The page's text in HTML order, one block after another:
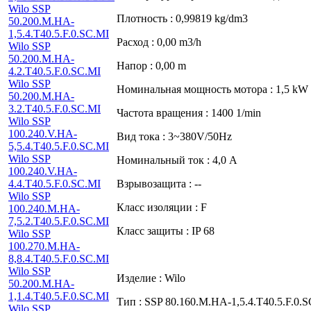
Wilo SSP
50.200.M.HA-
1,5.4.T40.5.F.0.SC.MI
Wilo SSP
50.200.M.HA-
4.2.T40.5.F.0.SC.MI
Wilo SSP
50.200.M.HA-
3.2.T40.5.F.0.SC.MI
Wilo SSP
100.240.V.HA-
5,5.4.T40.5.F.0.SC.MI
Wilo SSP
100.240.V.HA-
4.4.T40.5.F.0.SC.MI
Wilo SSP
100.240.M.HA-
7,5.2.T40.5.F.0.SC.MI
Wilo SSP
100.270.M.HA-
8,8.4.T40.5.F.0.SC.MI
Wilo SSP
50.200.M.HA-
1,1.4.T40.5.F.0.SC.MI
Wilo SSP
Плотность : 0,99819 kg/dm3
Расход : 0,00 m3/h
Напор : 0,00 m
Номинальная мощность мотора : 1,5 kW
Частота вращения : 1400 1/min
Вид тока : 3~380V/50Hz
Номинальный ток : 4,0 A
Взрывозащита : --
Класс изоляции : F
Класс защиты : IP 68
Изделие : Wilo
Тип : SSP 80.160.M.HA-